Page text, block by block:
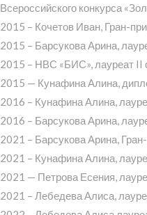
Всероссийского конкурса
2015 – Кочетов Иван, Гран-
2015 – Барсукова Арина,
2015 – НВС «БИС», лауреат II
2015 — Кунафина Алина,
2016 – Кунафина Алина,
2016 – Барсукова Арина,
2021 – Барсукова Арина,
2021 – Кунафина Алина,
2021 — Петрова Есения,
2021 – Лебедева Алиса,